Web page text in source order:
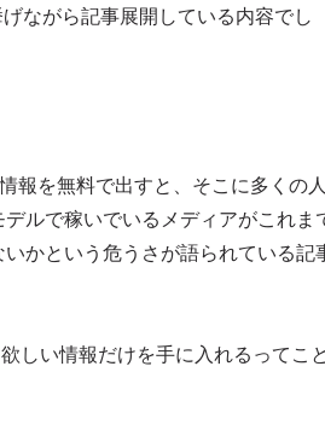
ながら記事展開している内容でし
報を無料で出すと、そこに多くの
ルで稼いでいるメディアがこれま
かという危うさが語られている記
しい情報だけを手に入れるってこ